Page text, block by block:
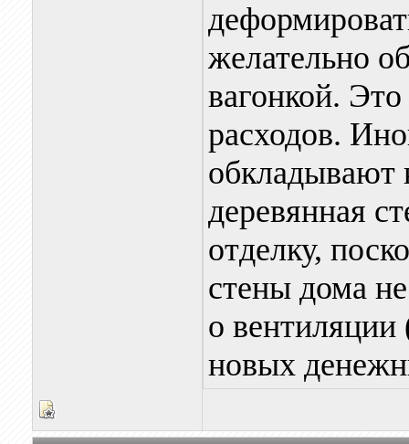
желательно
вагонкой.
расходов.
обкладывают
деревянная
отделку,
стены дома
о вентиляции
новых